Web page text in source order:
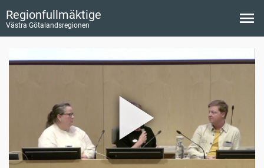
Regionfullmäktige
Västra Götalandsregionen